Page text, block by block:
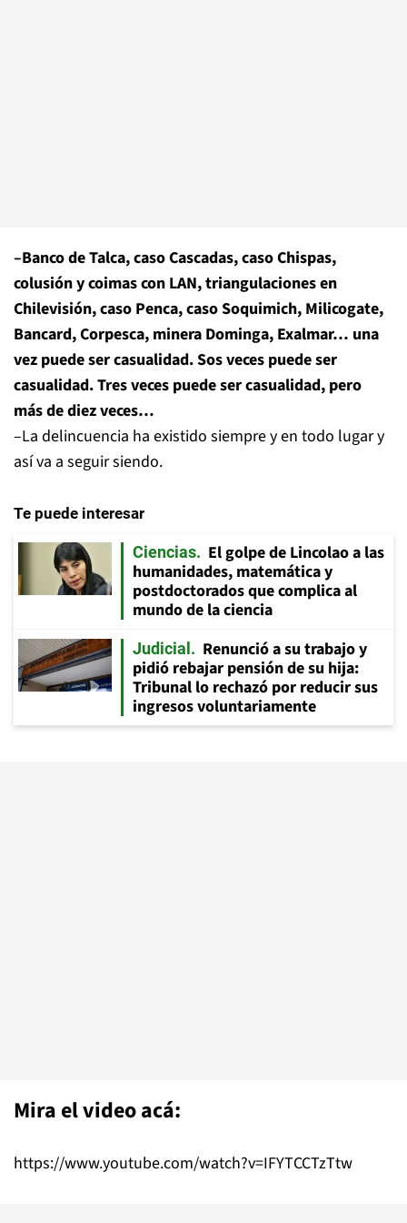
–Banco de Talca, caso Cascadas, caso Chispas,
colusión y coimas con LAN, triangulaciones en
Chilevisión, caso Penca, caso Soquimich, Milicogate,
Bancard, Corpesca, minera Dominga, Exalmar… una
vez puede ser casualidad. Sos veces puede ser
casualidad. Tres veces puede ser casualidad, pero
más de diez veces…
–La delincuencia ha existido siempre y en todo lugar y
así va a seguir siendo.
Te puede interesar
Ciencias
El golpe de Lincolao a las
humanidades, matemática y
postdoctorados que complica al
mundo de la ciencia
Judicial
Renunció a su trabajo y
pidió rebajar pensión de su hija:
Tribunal lo rechazó por reducir sus
ingresos voluntariamente
Mira el video acá:
https://www.youtube.com/watch?v=IFYTCCTzTtw